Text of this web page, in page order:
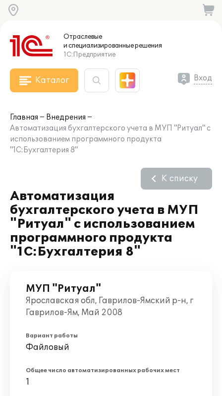
Отраслевые
и специализированныерешения
1С:Предприятие
Каталог Вход
Главная
Внедрения
Автоматизация бухгалтерского учета в МУП "Ритуал" с
использованием программного продукта
"1С:Бухгалтерия 8"
Автоматизация
бухгалтерского учета в МУП
"Ритуал" с использованием
программного продукта
"1С:Бухгалтерия 8"
К списку
МУП "Ритуал"
Ярославская обл, Гаврилов-Ямский р-н, г
Гаврилов-Ям, Май 2008
Вариант работы
Файловый
Общее число автоматизированных рабочих мест
1